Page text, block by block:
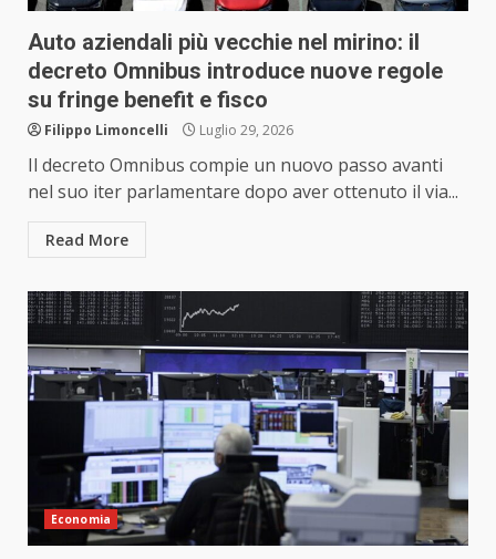
Auto aziendali più vecchie nel mirino: il
decreto Omnibus introduce nuove regole
su fringe benefit e fisco
Filippo Limoncelli Luglio 29, 2026
Il decreto Omnibus compie un nuovo passo avanti
nel suo iter parlamentare dopo aver ottenuto il via...
Read More
Economia